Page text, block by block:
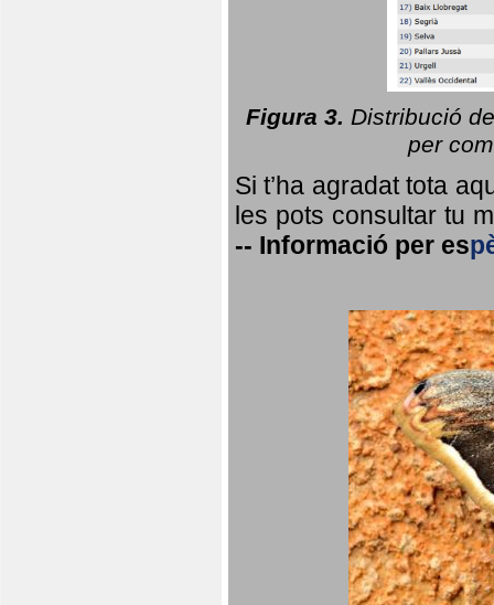
Figura 3. Distribució
per
Si t’ha agradat tota
les pots consultar tu
-- Informació per es